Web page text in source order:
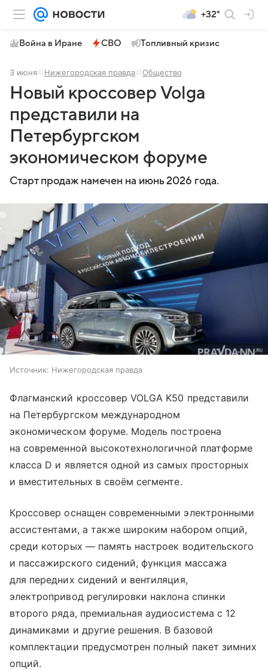
+32°
Война в Иране СВО Топливный кризис
3 июня Нижегородская правда Общество
Новый кроссовер Volga
представили на
Петербургском
экономическом форуме
Старт продаж намечен на июнь 2026 года.
Источник: Нижегородская правда
Флагманский кроссовер VOLGA K50 представили
на Петербургском международном
экономическом форуме. Модель построена
на современной высокотехнологичной платформе
класса D и является одной из самых просторных
и вместительных в своём сегменте.
Кроссовер оснащен современными электронными
ассистентами, а также широким набором опций,
среди которых — память настроек водительского
и пассажирского сидений, функция массажа
для передних сидений и вентиляция,
электропривод регулировки наклона спинки
второго ряда, премиальная аудиосистема с 12
динамиками и другие решения. В базовой
комплектации предусмотрен полный пакет зимних
опций.